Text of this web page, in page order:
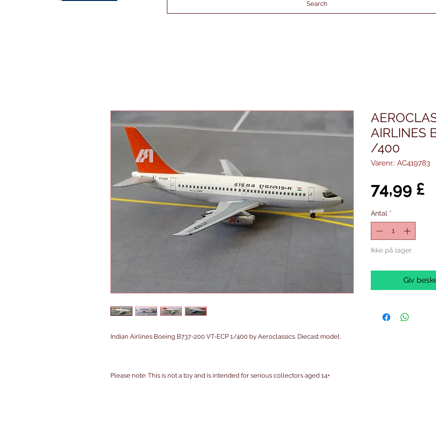
Search
Indian Airlines Boeing B737-200 VT-ECP 1/400 by Aeroclassics. Diecast model.
Please note: This is not a toy and is intended for serious collectors aged 14+
AIRLINES
/400
Varenr.: AC419783
74,99 £
Antal *
Ikke på lager
Giv